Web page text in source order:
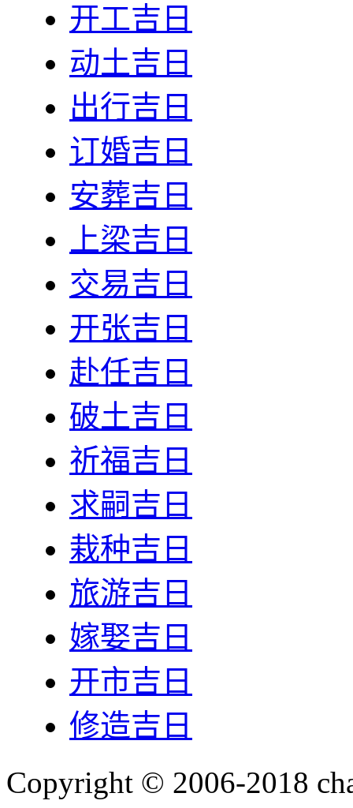
开工吉日
动土吉日
出行吉日
订婚吉日
安葬吉日
上梁吉日
交易吉日
开张吉日
赴任吉日
破土吉日
祈福吉日
求嗣吉日
栽种吉日
旅游吉日
嫁娶吉日
开市吉日
修造吉日
Copyright © 2006-2018